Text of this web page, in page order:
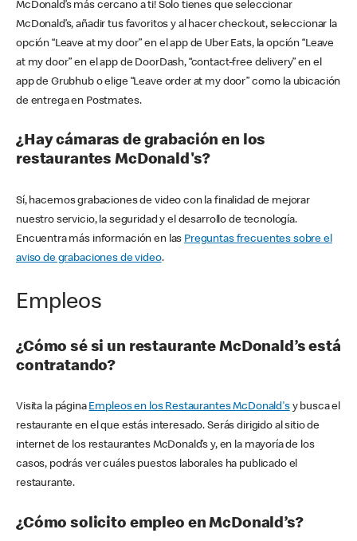
McDonald’s más cercano a ti! Solo tienes que seleccionar
McDonald’s, añadir tus favoritos y al hacer checkout, seleccionar la
opción “Leave at my door” en el app de Uber Eats, la opción “Leave
at my door” en el app de DoorDash, “contact-free delivery” en el
app de Grubhub o elige “Leave order at my door” como la ubicación
de entrega en Postmates.
¿Hay cámaras de grabación en los
restaurantes McDonald's?
Sí, hacemos grabaciones de video con la finalidad de mejorar
nuestro servicio, la seguridad y el desarrollo de tecnología.
Encuentra más información en las Preguntas frecuentes sobre el
aviso de grabaciones de video.
Empleos
¿Cómo sé si un restaurante McDonald’s está
contratando?
Visita la página Empleos en los Restaurantes McDonald'sy busca el
restaurante en el que estás interesado. Serás dirigido al sitio de
internet de los restaurantes McDonald’s y, en la mayoría de los
casos, podrás ver cuáles puestos laborales ha publicado el
restaurante.
¿Cómo solicito empleo en McDonald’s?